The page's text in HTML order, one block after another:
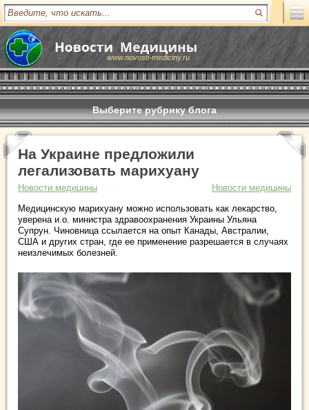
www.novosti-mediciny.ru
Выберите рубрику блога
На Украине предложили
легализовать марихуану
Новости медицины
Новости медицины
Медицинскую марихуану можно использовать как лекарство,
уверена и.о. министра здравоохранения Украины Ульяна
Супрун. Чиновница ссылается на опыт Канады, Австралии,
США и других стран, где ее применение разрешается в случаях
неизлечимых болезней.